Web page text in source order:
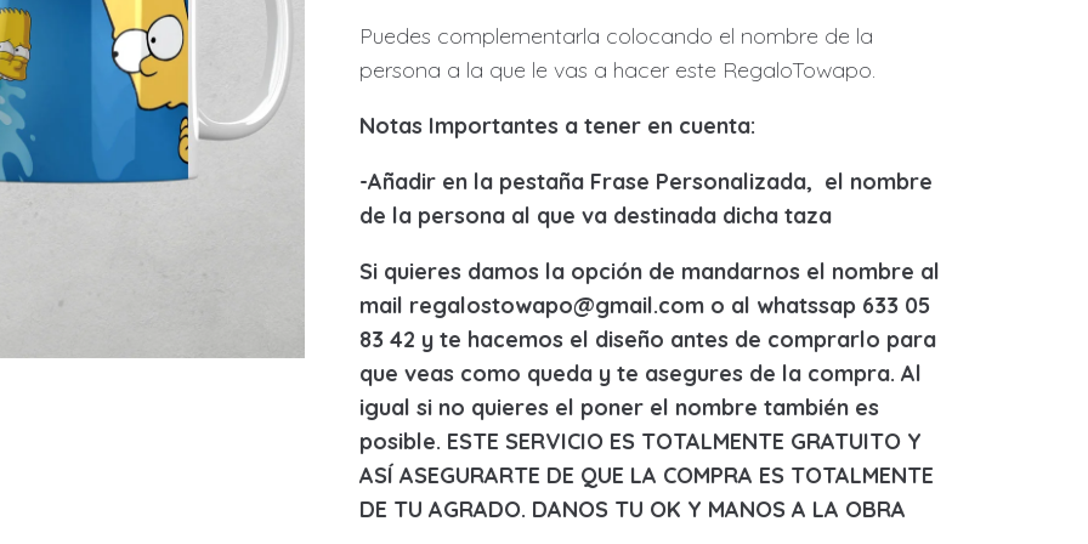
Puedes complementarla colocando el nombre de la
persona a la que le vas a hacer este RegaloTowapo.
Notas Importantes a tener en cuenta:
-Añadir en la pestaña Frase Personalizada, el nombre
de la persona al que va destinada dicha taza
Si quieres damos la opción de mandarnos el nombre al
mail regalostowapo@gmail.com o al whatssap 633 05
83 42 y te hacemos el diseño antes de comprarlo para
que veas como queda y te asegures de la compra. Al
igual si no quieres el poner el nombre también es
posible. ESTE SERVICIO ES TOTALMENTE GRATUITO Y
ASÍ ASEGURARTE DE QUE LA COMPRA ES TOTALMENTE
DE TU AGRADO. DANOS TU OK Y MANOS A LA OBRA
Sudaderas
Tazas
Otros productos
QUIENES SOMOS
¿PREGUNTAS?
Sudaderas
Tazas
Otros productos